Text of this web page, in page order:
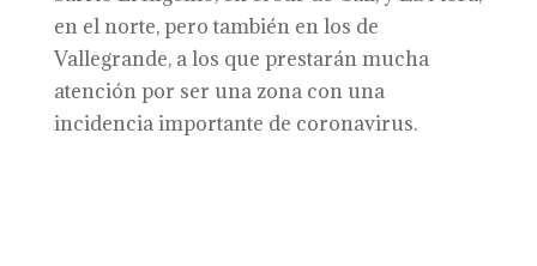
en el norte, pero también en los de
Vallegrande, a los que prestarán mucha
atención por ser una zona con una
incidencia importante de coronavirus.